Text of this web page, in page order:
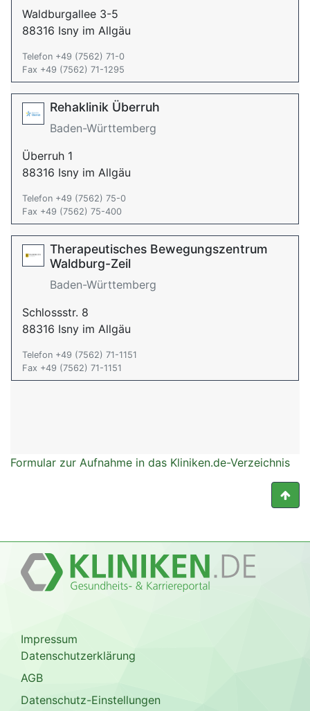
Waldburgallee 3-5
88316 Isny im Allgäu
Telefon +49 (7562) 71-0
Fax +49 (7562) 71-1295
Rehaklinik Überruh
Baden-Württemberg
Überruh 1
88316 Isny im Allgäu
Telefon +49 (7562) 75-0
Fax +49 (7562) 75-400
Therapeutisches Bewegungszentrum
Waldburg-Zeil
Baden-Württemberg
Schlossstr. 8
88316 Isny im Allgäu
Telefon +49 (7562) 71-1151
Fax +49 (7562) 71-1151
Formular zur Aufnahme in das Kliniken.de-Verzeichnis
Impressum
Datenschutzerklärung
AGB
Datenschutz-Einstellungen